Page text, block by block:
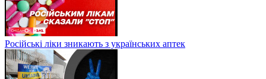
Російські ліки зникають з українських аптек